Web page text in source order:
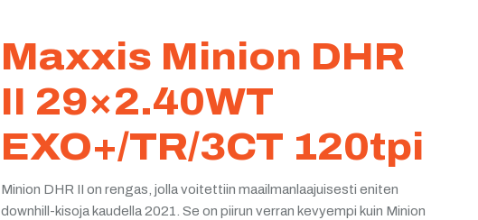
Maxxis Minion DHR
II 29×2.40WT
EXO+/TR/3CT 120tpi
Minion DHR II on rengas, jolla voitettiin maailmanlaajuisesti eniten
downhill-kisoja kaudella 2021. Se on piirun verran kevyempi kuin Minion